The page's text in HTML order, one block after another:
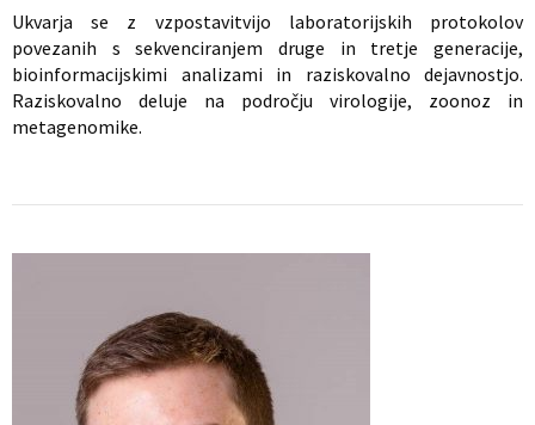
Ukvarja se z vzpostavitvijo laboratorijskih protokolov
povezanih s sekvenciranjem druge in tretje generacije,
bioinformacijskimi analizami in raziskovalno dejavnostjo.
Raziskovalno deluje na področju virologije, zoonoz in
metagenomike.